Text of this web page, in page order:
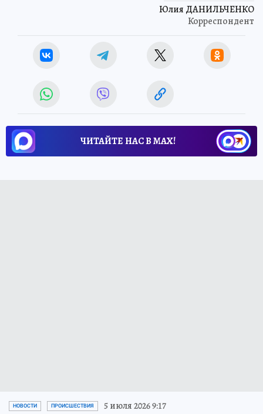
Юлия ДАНИЛЬЧЕНКО
Корреспондент
ЧИТАЙТЕ НАС В МАХ!
НОВОСТИ ПРОИСШЕСТВИЯ 5 июля 2026 9:17